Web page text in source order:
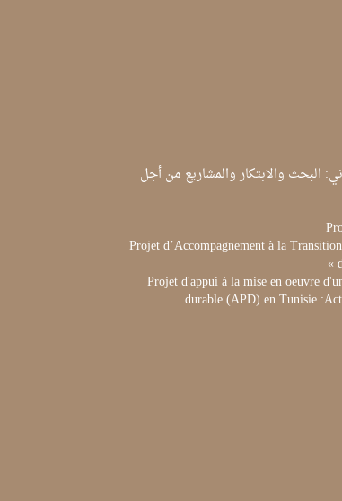
البحث والابتكار والمشاريع من أجل
Projet d’Accompagnement à la
Projet d'appui à la mise en oeuvre
durable (APD) en Tunisie